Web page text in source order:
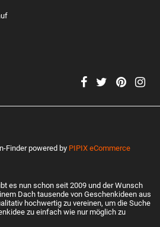
Finder powered by PIPIX eCommerce
es nun schon seit 2009 und der Wunsch
Dach tausende von Geschenkideen aus
hochwertig zu vereinen, um die Suche
zu einfach wie nur möglich zu